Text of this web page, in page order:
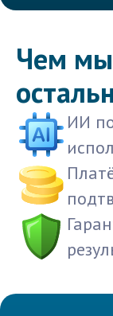
Чем
ИИ